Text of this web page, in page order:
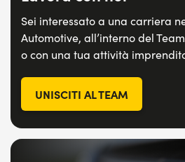
Sei interessato a una carriera
Automotive, all’interno del
o con una tua attività
UNISCITI AL TEAM